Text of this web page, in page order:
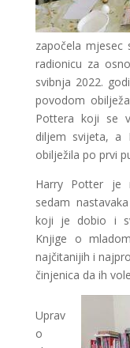
započela mjesec
radionicu za
svibnja 2022.
povodom
Pottera koji se
diljem svijeta, a
obilježila po prvi
Harry Potter je
sedam
koji je dobio i
Knjige o
najčitanijih i
činjenica da ih
Uprav
o